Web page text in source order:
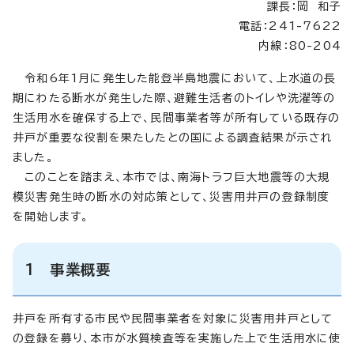
課長：岡 和子
電話：241-7622
内線：80-204
令和6年1月に発生した能登半島地震において、上水道の長
期にわたる断水が発生した際、避難生活者のトイレや洗濯等の
生活用水を確保する上で、民間事業者等が所有している既存の
井戸が重要な役割を果たしたとの国による調査結果が示され
ました。
このことを踏まえ、本市では、南海トラフ巨大地震等の大規
模災害発生時の断水の対応策として、災害用井戸の登録制度
を開始します。
1 事業概要
井戸を所有する市民や民間事業者を対象に災害用井戸として
の登録を募り、本市が水質検査等を実施した上で生活用水に使